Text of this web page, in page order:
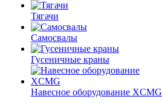
Тягачи
Самосвалы
Гусеничные краны
Навесное оборудование XCMG